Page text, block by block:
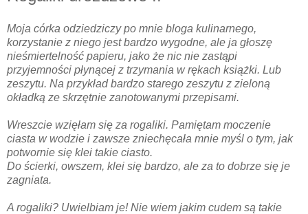
Moja córka odziedziczy po mnie bloga kulinarnego,
korzystanie z niego jest bardzo wygodne, ale ja głoszę
nieśmiertelność papieru, jako że nic nie zastąpi
przyjemności płynącej z trzymania w rękach książki. Lub
zeszytu. Na przykład bardzo starego zeszytu z zieloną
okładką ze skrzętnie zanotowanymi przepisami.
Wreszcie wzięłam się za rogaliki. Pamiętam moczenie
ciasta w wodzie i zawsze zniechęcała mnie myśl o tym, jak
potwornie się klei takie ciasto.
Do ścierki, owszem, klei się bardzo, ale za to dobrze się je
zagniata.
A rogaliki? Uwielbiam je! Nie wiem jakim cudem są takie